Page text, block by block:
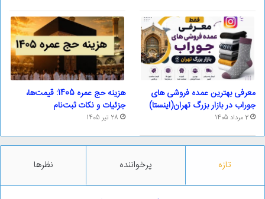
معرفی بهترین عمده فروشی های
جوراب در بازار بزرگ تهران(اینستا)
2 مرداد 1405
هزینه حج عمره 1405: قیمت‌ها،
جزئیات و نکات ثبت‌نام
28 تیر 1405
تازه پرخواننده نظرها